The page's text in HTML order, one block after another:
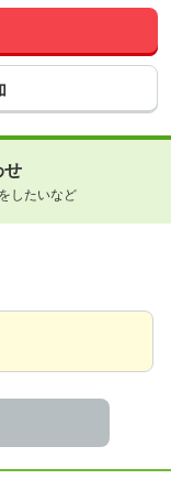
せ
したいなど